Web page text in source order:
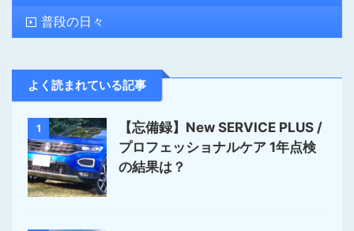
普段の日々
よく読まれている記事
1
【忘備録】New SERVICE PLUS /
プロフェッショナルケア 1年点検
の結果は？